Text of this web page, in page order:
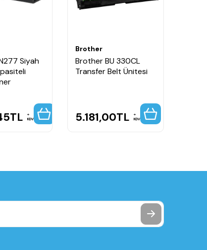
Siyah
TL KDV
Brother
Brother BU 330CL
Transfer Belt Ünitesi
5.181,00TL KDV